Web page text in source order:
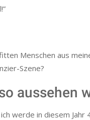
Menschen aus
Szene?
aussehen
werde in diesem Jahr